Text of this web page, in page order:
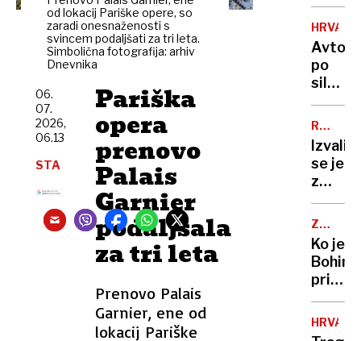
od lokacij Pariške opere, so
zaradi onesnaženosti s
svincem podaljšati za tri leta.
Simbolična fotografija: arhiv
Dnevnika
Pariška
opera
prenovo
Palais
Garnier
podaljšala
za tri leta
Prenovo Palais
Garnier, ene od
lokacij Pariške
06.
07.
2026,
06.13
STA
vode
past«:
po
lažni
spletni
umrl
zaradi
Avto
po
trku
med
tudi
brez
izpita
MOTNJA
Izvalil
se je
z
dvema
a
se
tu
šele
začne
V
SLIKI
IN
BESEDI
Ko je
Bohinj
a se
je